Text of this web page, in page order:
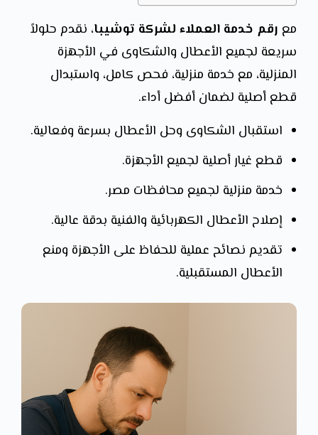
مع رقم خدمة العملاء لشركة توشيبا، نقدم حلولاً
سريعة لجميع الأعطال والشكاوى في الأجهزة
المنزلية، مع خدمة منزلية، فحص كامل، واستبدال
قطع أصلية لضمان أفضل أداء.
استقبال الشكاوى وحل الأعطال بسرعة وفعالية.
قطع غيار أصلية لجميع الأجهزة.
خدمة منزلية لجميع محافظات مصر.
إصلاح الأعطال الكهربائية والفنية بدقة عالية.
تقديم نصائح عملية للحفاظ على الأجهزة ومنع
الأعطال المستقبلية.